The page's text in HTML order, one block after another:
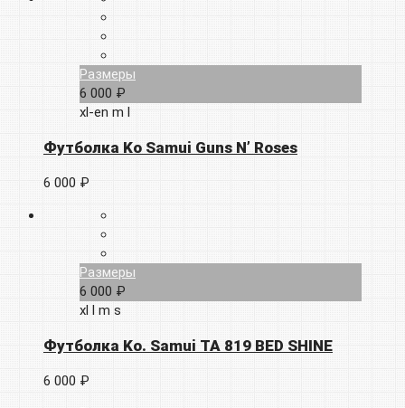
Размеры
6 000 ₽
xl-en m l
Футболка Ko Samui Guns N’ Roses
6 000 ₽
Размеры
6 000 ₽
xl l m s
Футболка Ko. Samui TA 819 BED SHINE
6 000 ₽